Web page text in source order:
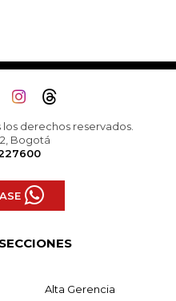
los derechos reservados.
Bogotá
Alta Gerencia